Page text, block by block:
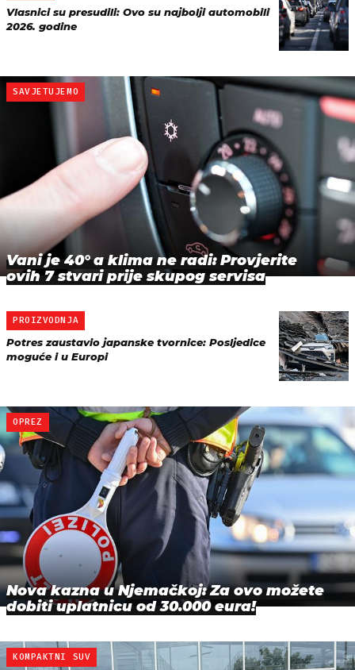
Vlasnici su presudili: Ovo su najbolji automobili
2026. godine
SAVJETUJEMO
Vani je 40° a klima ne radi: Provjerite
ovih 7 stvari prije skupog servisa
PROIZVODNJA
Potres zaustavio japanske tvornice: Posljedice
moguće i u Europi
OPREZ
Nova kazna u Njemačkoj: Za ovo možete
dobiti uplatnicu od 30.000 eura!
KOMPAKTNI SUV